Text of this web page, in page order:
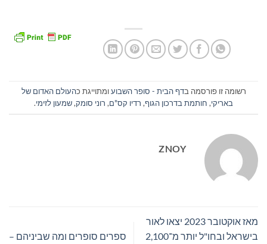
רשומה זו פורסמה בדף הבית - סופר השבועומתוייגת כהעולם האדום של
באריקי, חותמת בדרכון הגוף, רדיו קס"ם, רוני סומק,שמעון לזימי.
ZNOY
מאז אוקטובר 2023 יצאו לאור
בישראל ובחו"ל יותר מ־2,100
ספרים סופרים ומה שביניהם –